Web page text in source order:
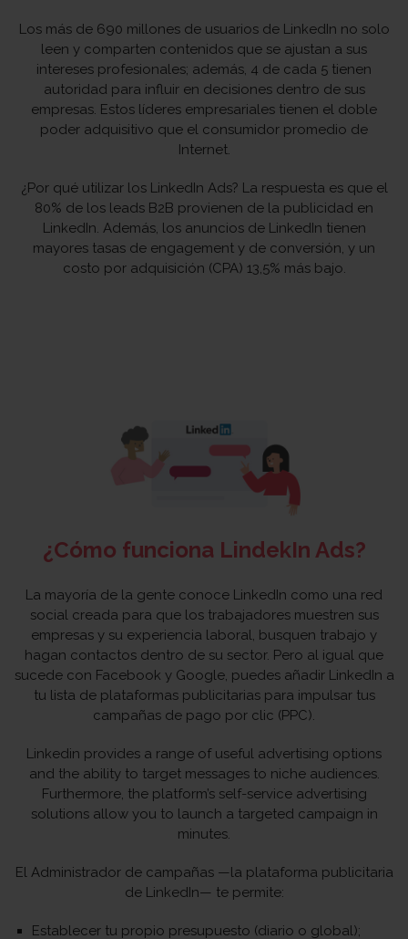
Los más de 690 millones de usuarios de LinkedIn no solo
leen y comparten contenidos que se ajustan a sus
intereses profesionales; además, 4 de cada 5 tienen
autoridad para influir en decisiones dentro de sus
empresas. Estos líderes empresariales tienen el doble
poder adquisitivo que el consumidor promedio de
Internet.
¿Por qué utilizar los LinkedIn Ads? La respuesta es que el
80% de los leads B2B provienen de la publicidad en
LinkedIn. Además, los anuncios de LinkedIn tienen
mayores tasas de engagement y de conversión, y un
costo por adquisición (CPA) 13,5% más bajo.
¿Cómo funciona LindekIn Ads?
La mayoría de la gente conoce LinkedIn como una red
social creada para que los trabajadores muestren sus
empresas y su experiencia laboral, busquen trabajo y
hagan contactos dentro de su sector. Pero al igual que
sucede con Facebook y Google, puedes añadir LinkedIn a
tu lista de plataformas publicitarias para impulsar tus
campañas de pago por clic (PPC).
Linkedin provides a range of useful advertising options
and the ability to target messages to niche audiences.
Furthermore, the platform’s self-service advertising
solutions allow you to launch a targeted campaign in
minutes.
El Administrador de campañas —la plataforma publicitaria
de LinkedIn— te permite:
Establecer tu propio presupuesto (diario o global);